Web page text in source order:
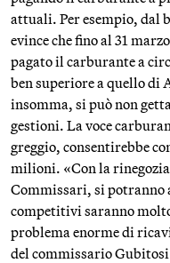
attuali. Per esempio, dal
evince che fino al 31
pagato il carburante a
ben superiore a quello di
insomma, si può non
gestioni. La voce
greggio, consentirebbe
milioni. «Con la
Commissari, si
competitivi saranno
problema enorme di
del commissario